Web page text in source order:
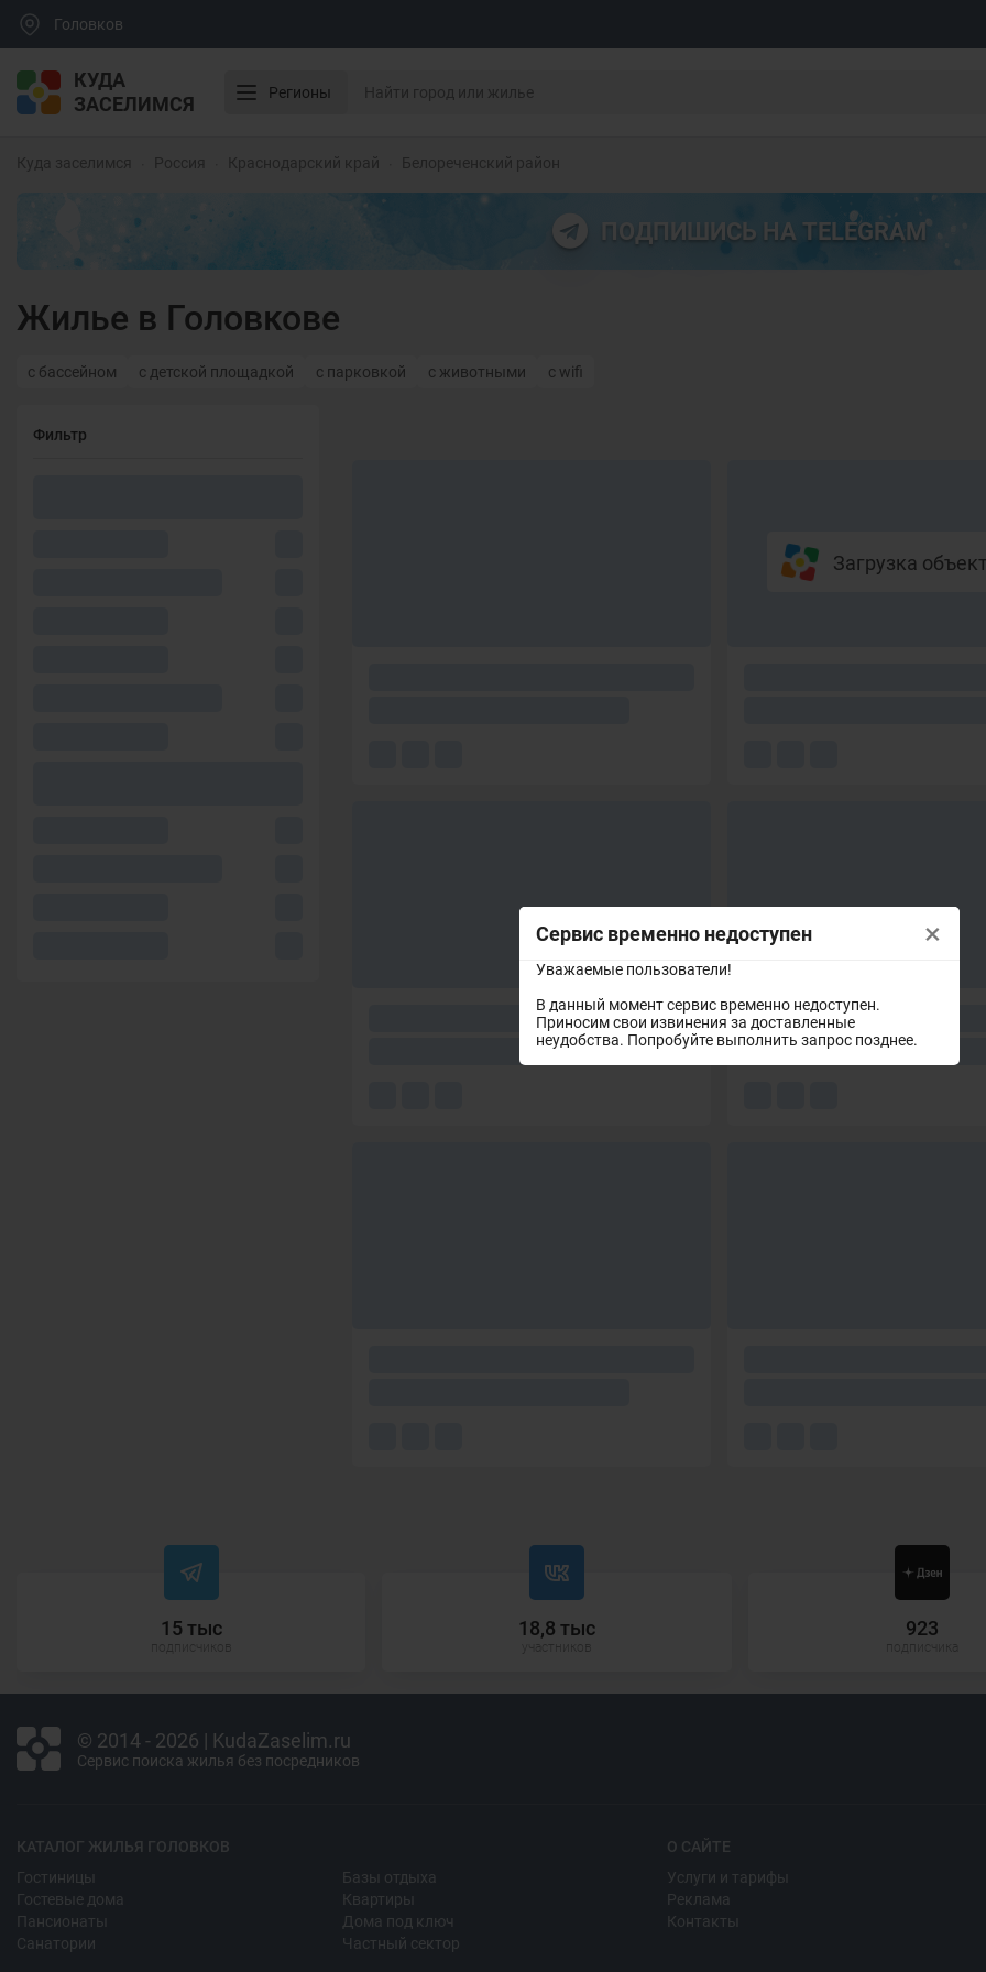
Сервис временно недоступен
Уважаемые пользователи!
В данный момент сервис временно недоступен.
Приносим свои извинения за доставленные
неудобства. Попробуйте выполнить запрос позднее.
×
Головков
КУДА
ЗАСЕЛИМСЯ
Регионы
Куда заселимся Россия Краснодарский край Белореченский район
ПОДПИШИСЬ НА TELEGRAM
Жилье в Головкове
с бассейном с детской площадкой с парковкой с животными с wifi
Фильтр
Загрузка
15 тыс 18,8 тыс 923
© 2014 - 2026 | KudaZaselim.ru
Сервис поиска жилья без посредников
КАТАЛОГ ЖИЛЬЯ ГОЛОВКОВ
Гостиницы
Гостевые дома
Пансионаты
Санатории
Базы отдыха
Квартиры
Дома под ключ
Частный сектор
О САЙТЕ
Услуги и тарифы
Реклама
Контакты